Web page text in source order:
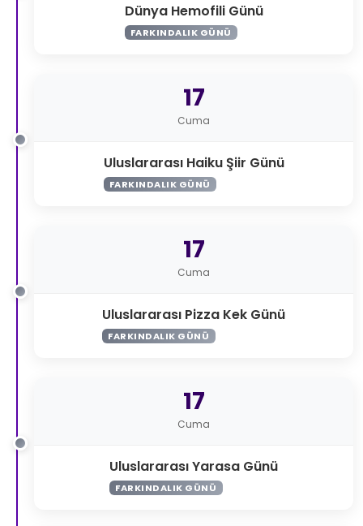
Dünya Hemofili Günü
FARKINDALIK GÜNÜ
17
Cuma
Uluslararası Haiku Şiir Günü
FARKINDALIK GÜNÜ
17
Cuma
Uluslararası Pizza Kek Günü
FARKINDALIK GÜNÜ
17
Cuma
Uluslararası Yarasa Günü
FARKINDALIK GÜNÜ